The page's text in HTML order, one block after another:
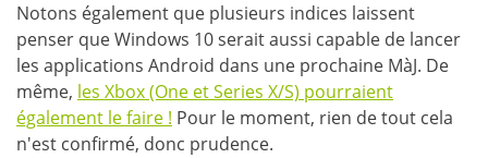
Notons également que plusieurs indices laissent
penser que Windows 10 serait aussi capable de lancer
les applications Android dans une prochaine MàJ. De
même, les Xbox (One et Series X/S) pourraient
également le faire ! Pour le moment, rien de tout cela
n'est confirmé, donc prudence.